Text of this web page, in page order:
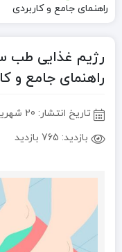
راهنمای جامع و کاربردی
رژیم غذایی طب
راهنمای جامع و
تاریخ انتشار: 20 شهریور 1404
بازدید: 765 بازدید